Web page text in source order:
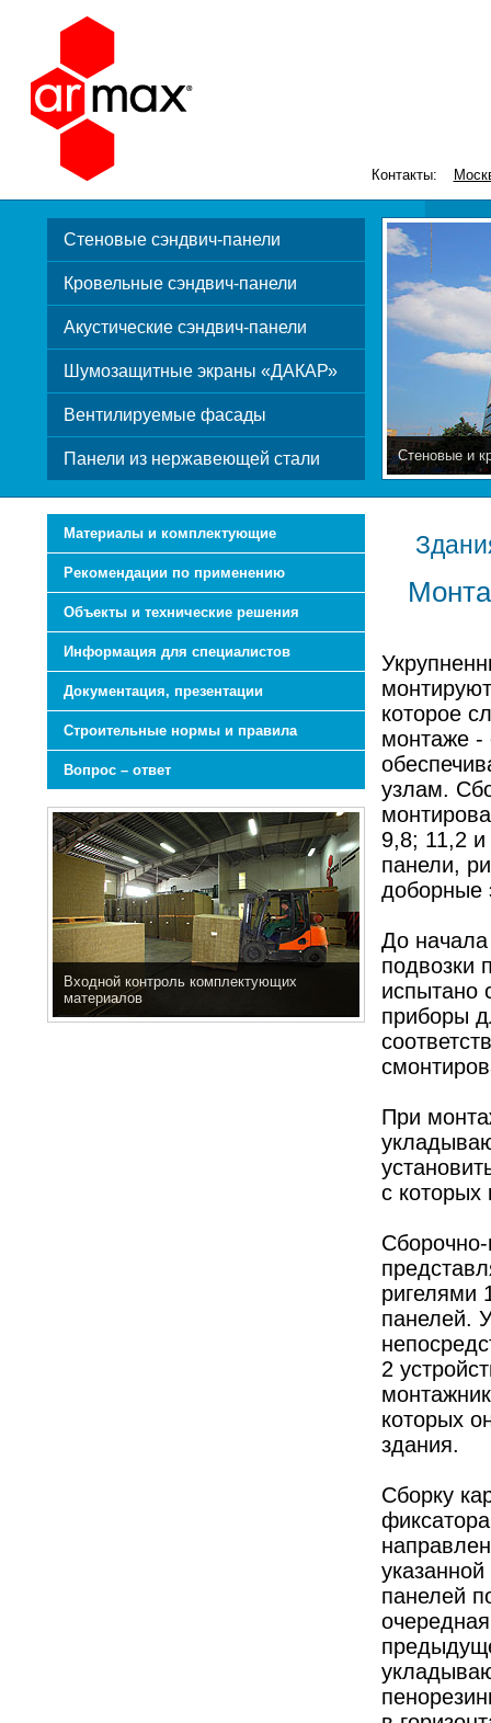
Контакты:
Стеновые сэндвич-панели
Кровельные сэндвич-панели
Акустические сэндвич-панели
Шумозащитные экраны «ДАКАР»
Вентилируемые фасады
Панели из нержавеющей стали Стеновые и
Материалы и комплектующие
Рекомендации по применению
Объекты и технические решения
Информация для специалистов
Документация, презентации
Строительные нормы и правила
Вопрос – ответ
Входной контроль комплектующих
материалов
которое
монтаже -
узлам.
9,8; 11,2 и
панели,
доборные
До
подвозки
испытано
приборы
При
с которых
ригелями
панелей.
2
которых
здания.
Сборку
панелей